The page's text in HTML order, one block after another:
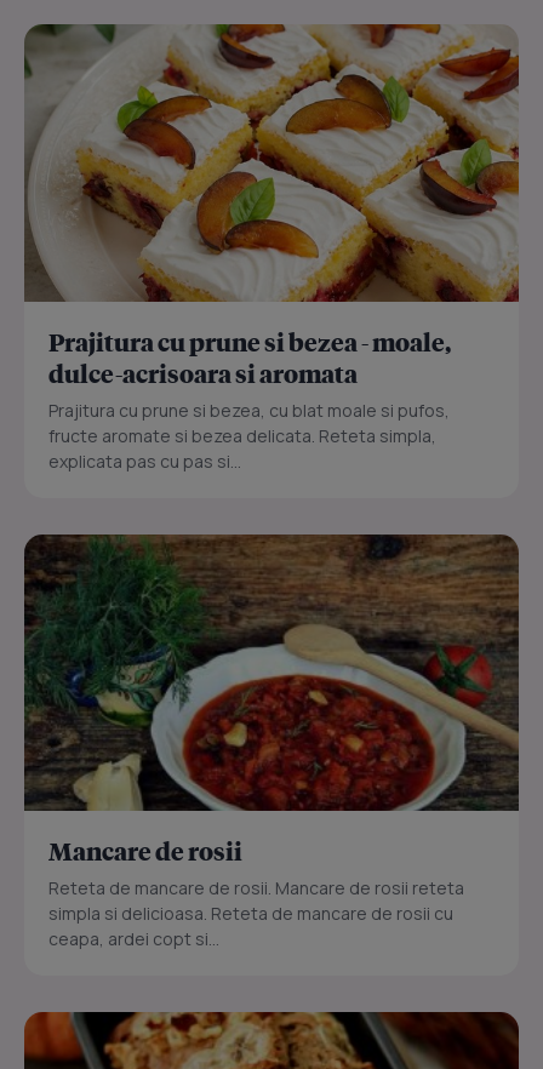
Prajitura cu prune si bezea - moale,
dulce-acrisoara si aromata
Prajitura cu prune si bezea, cu blat moale si pufos,
fructe aromate si bezea delicata. Reteta simpla,
explicata pas cu pas si...
Mancare de rosii
Reteta de mancare de rosii. Mancare de rosii reteta
simpla si delicioasa. Reteta de mancare de rosii cu
ceapa, ardei copt si...